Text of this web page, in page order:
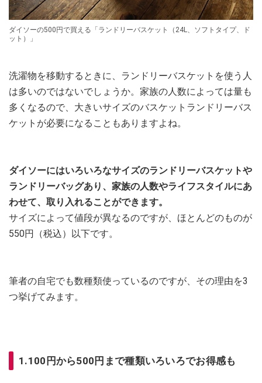
ダイソーの500円で買える「ランドリーバスケット（24L、ソフトタイプ、ド
ット）」
洗濯物を移動するときに、ランドリーバスケットを使う人
は多いのではないでしょうか。家族の人数によっては量も
多くなるので、大きいサイズのバスケットランドリーバス
ケットが必要になることもありますよね。
ダイソーにはいろいろなサイズのランドリーバスケットや
ランドリーバッグあり、家族の人数やライフスタイルにあ
わせて、取り入れることができます。
サイズによって値段が異なるのですが、ほとんどのものが
550円（税込）以下です。
筆者の自宅でも数種類使っているのですが、その理由を3
つ挙げてみます。
1.100円から500円まで種類いろいろでお得感も